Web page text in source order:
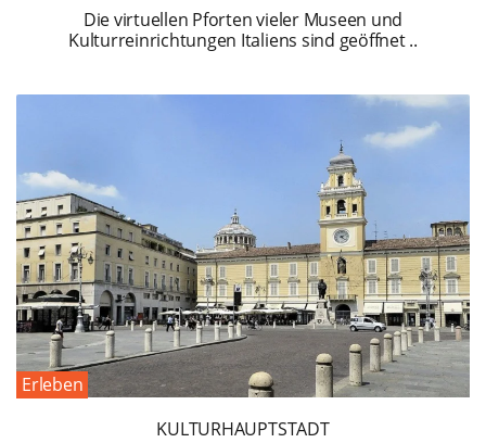
Die virtuellen Pforten vieler Museen und
Kulturreinrichtungen Italiens sind geöffnet ..
Erleben
KULTURHAUPTSTADT